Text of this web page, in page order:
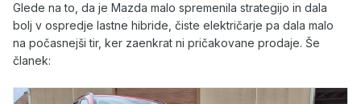
Glede na to, da je Mazda malo spremenila strategijo in dala
bolj v ospredje lastne hibride, čiste električarje pa dala malo
na počasnejši tir, ker zaenkrat ni pričakovane prodaje. Še
članek: